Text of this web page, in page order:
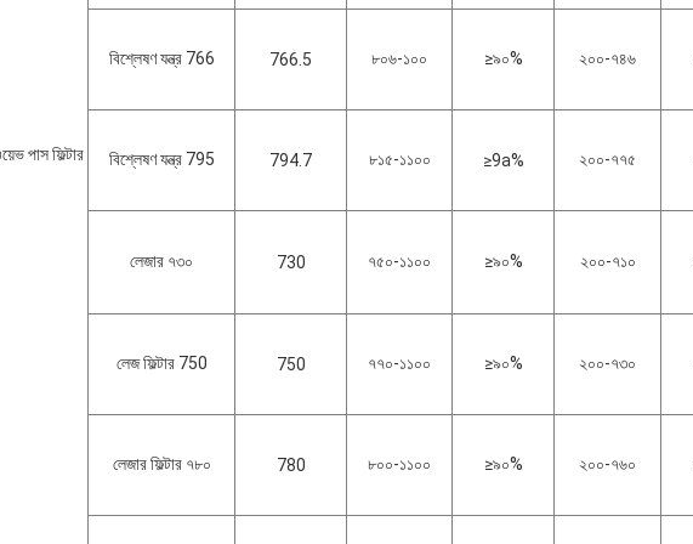
পাস ফিল্টার
বিশ্লেষণ যন্ত্র 766 766.5 ৮০৬-১০০ ≥৯০% ২০০-৭৪৬
বিশ্লেষণ যন্ত্র 795 794.7 ৮১৫-১১০০ ≥9a% ২০০-৭৭৫
লেজার ৭৩০ 730 ৭৫০-১১০০ ≥৯০% ২০০-৭১০
লেজ ফিল্টার 750 750 ৭৭০-১১০০ ≥৯০% ২০০-৭৩০
লেজার ফিল্টার ৭৮০ 780 ৮০০-১১০০ ≥৯০% ২০০-৭৬০